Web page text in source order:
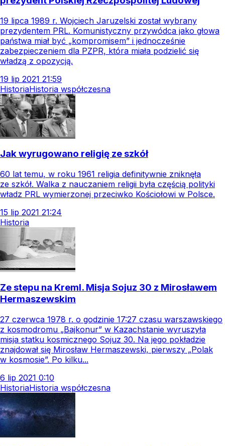
19 lipca 1989 r. Wojciech Jaruzelski został wybrany
prezydentem PRL. Komunistyczny przywódca jako głowa
państwa miał być „kompromisem” i jednocześnie
zabezpieczeniem dla PZPR, która miała podzielić się
władzą z opozycją.
19 lip 2021 21:59
HistoriaHistoria współczesna
Jak wyrugowano religię ze szkół
60 lat temu, w roku 1961 religia definitywnie zniknęła
ze szkół. Walka z nauczaniem religii była częścią polityki
władz PRL wymierzonej przeciwko Kościołowi w Polsce.
15 lip 2021 21:24
Historia
Ze stepu na Kreml. Misja Sojuz 30 z Mirosławem
Hermaszewskim
27 czerwca 1978 r. o godzinie 17:27 czasu warszawskiego
z kosmodromu „Bajkonur” w Kazachstanie wyruszyła
misja statku kosmicznego Sojuz 30. Na jego pokładzie
znajdował się Mirosław Hermaszewski, pierwszy „Polak
w kosmosie”. Po kilku...
6 lip 2021 0:10
HistoriaHistoria współczesna